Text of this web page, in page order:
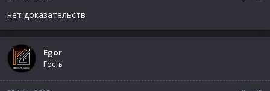
нет доказательств
Egor
Гость